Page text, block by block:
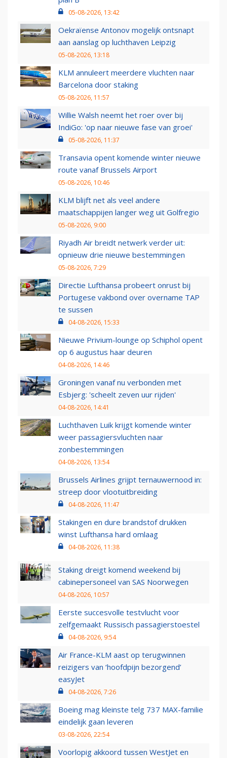
05-08-2026, 13:42
Oekraïense Antonov mogelijk ontsnapt
aan aanslag op luchthaven Leipzig
05-08-2026, 13:18
KLM annuleert meerdere vluchten naar
Barcelona door staking
05-08-2026, 11:57
Willie Walsh neemt het roer over bij
IndiGo: 'op naar nieuwe fase van groei'
05-08-2026, 11:37
Transavia opent komende winter nieuwe
route vanaf Brussels Airport
05-08-2026, 10:46
KLM blijft net als veel andere
maatschappijen langer weg uit Golfregio
05-08-2026, 9:00
Riyadh Air breidt netwerk verder uit:
opnieuw drie nieuwe bestemmingen
05-08-2026, 7:29
Directie Lufthansa probeert onrust bij
Portugese vakbond over overname TAP
te sussen
04-08-2026, 15:33
Nieuwe Privium-lounge op Schiphol opent
op 6 augustus haar deuren
04-08-2026, 14:46
Groningen vanaf nu verbonden met
Esbjerg: 'scheelt zeven uur rijden'
04-08-2026, 14:41
Luchthaven Luik krijgt komende winter
weer passagiersvluchten naar
zonbestemmingen
04-08-2026, 13:54
Brussels Airlines grijpt ternauwernood in:
streep door vlootuitbreiding
04-08-2026, 11:47
Stakingen en dure brandstof drukken
winst Lufthansa hard omlaag
04-08-2026, 11:38
Staking dreigt komend weekend bij
cabinepersoneel van SAS Noorwegen
04-08-2026, 10:57
Eerste succesvolle testvlucht voor
zelfgemaakt Russisch passagierstoestel
04-08-2026, 9:54
Air France-KLM aast op terugwinnen
reizigers van ‘hoofdpijn bezorgend’
easyJet
04-08-2026, 7:26
Boeing mag kleinste telg 737 MAX-familie
eindelijk gaan leveren
03-08-2026, 22:54
Voorlopig akkoord tussen WestJet en